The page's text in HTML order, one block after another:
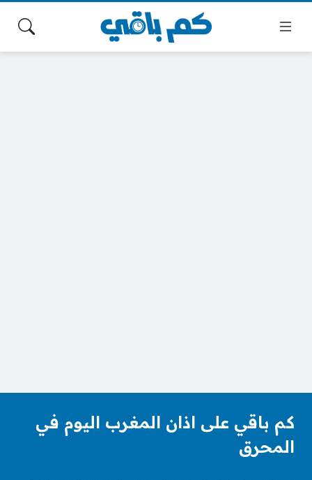
كم باقي على اذان المغرب اليوم في
المحرق